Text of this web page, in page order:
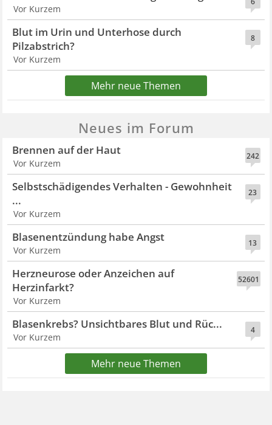
Vor Kurzem
8
Blut im Urin und Unterhose durch
Pilzabstrich?
Vor Kurzem
Mehr neue Themen
Neues im Forum
242
Brennen auf der Haut
Vor Kurzem
23
Selbstschädigendes Verhalten - Gewohnheit
...
Vor Kurzem
13
Blasenentzündung habe Angst
Vor Kurzem
52601
Herzneurose oder Anzeichen auf
Herzinfarkt?
Vor Kurzem
4
Blasenkrebs? Unsichtbares Blut und Rüc...
Vor Kurzem
Mehr neue Themen